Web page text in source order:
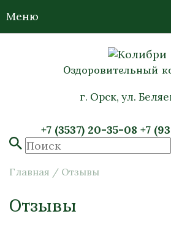
Оздоровительный
г. Орск, ул.
+7 (3537) 20-35-08 +7
Меню
Главная / Отзывы
Отзывы